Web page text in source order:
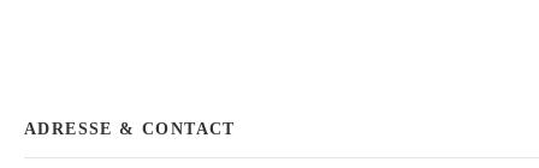
ADRESSE & CONTACT